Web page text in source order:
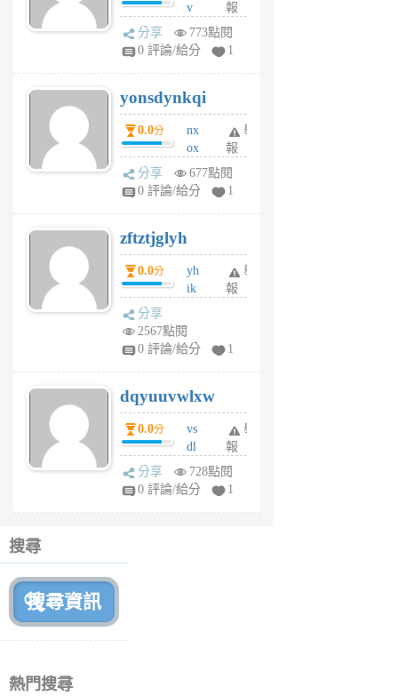
前
v
wt
sv
6
個
月
前
報
分享
773點閱
0 評論/給分
1
yonsdynkqi
0.0分
nx
ox
rh
pe
月
前
舉
報
分享
677點閱
0 評論/給分
1
zftztjglyh
0.0分
yh
ik
tu
6
個
月
前
舉
報
分享
2567點閱
0 評論/給分
1
dqyuuvwlxw
0.0分
vs
dl
sq
fy
舉
報
分享
728點閱
0 評論/給分
1
搜尋
熱門搜尋